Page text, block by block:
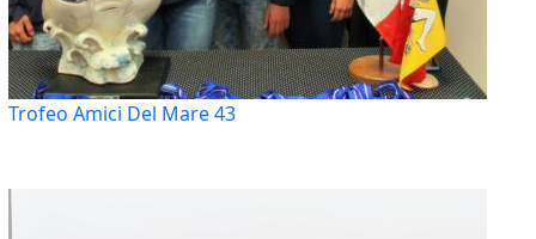
Trofeo Amici Del Mare 43